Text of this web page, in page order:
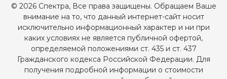
© 2026 Спектра, Все права защищены. Обращаем Ваше
внимание на то, что данный интернет-сайт носит
исключительно информационный характер и ни при
каких условиях не является публичной офертой,
определяемой положениями ст. 435 и ст. 437
Гражданского кодекса Российской Федерации. Для
получения подробной информации о стоимости